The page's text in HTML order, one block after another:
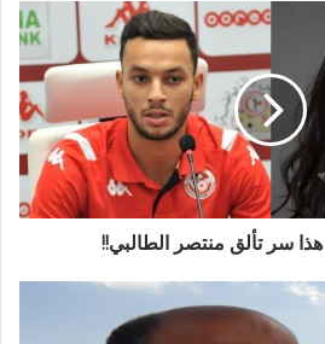
سر تألق منتصر الطالبي!!